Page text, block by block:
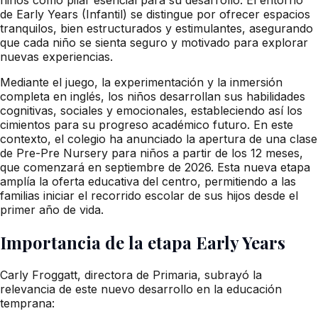
de Early Years (Infantil) se distingue por ofrecer espacios
tranquilos, bien estructurados y estimulantes, asegurando
que cada niño se sienta seguro y motivado para explorar
nuevas experiencias.
Mediante el juego, la experimentación y la inmersión
completa en inglés, los niños desarrollan sus habilidades
cognitivas, sociales y emocionales, estableciendo así los
cimientos para su progreso académico futuro. En este
contexto, el colegio ha anunciado la apertura de una clase
de Pre-Pre Nursery para niños a partir de los 12 meses,
que comenzará en septiembre de 2026. Esta nueva etapa
amplía la oferta educativa del centro, permitiendo a las
familias iniciar el recorrido escolar de sus hijos desde el
primer año de vida.
Importancia de la etapa Early Years
Carly Froggatt, directora de Primaria, subrayó la
relevancia de este nuevo desarrollo en la educación
temprana: